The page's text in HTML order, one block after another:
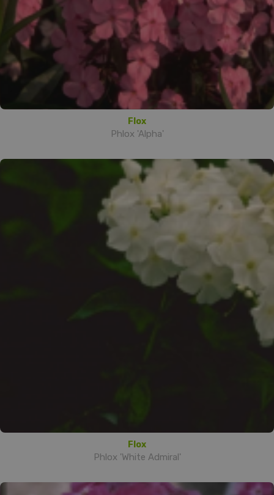
Flox
Phlox 'Alpha'
Flox
Phlox 'White Admiral'